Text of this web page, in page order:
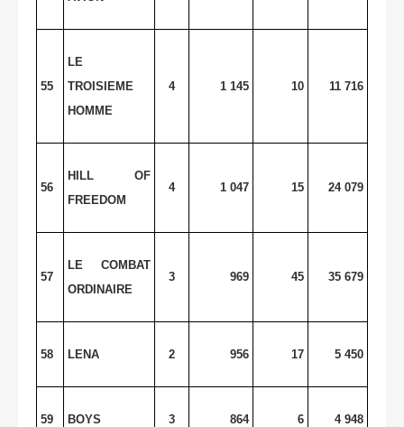
55
LE
TROISIEME
HOMME
4 1 145 10 11 716
56
HILL OF
FREEDOM
4 1 047 15 24 079
57
LE COMBAT
ORDINAIRE
3 969 45 35 679
58 LENA 2 956 17 5 450
59 BOYS 3 864 6 4 948